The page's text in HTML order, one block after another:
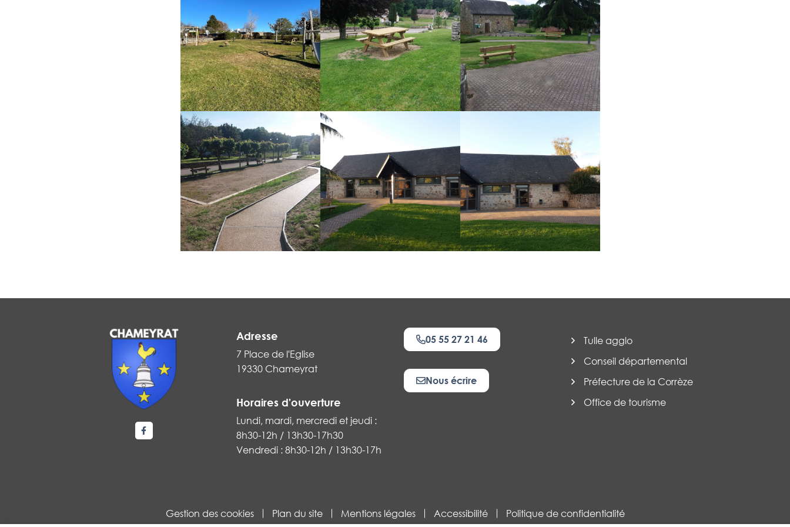
Lien vers le compte Facebook
Adresse
7 Place de l'Eglise
19330 Chameyrat
Horaires d'ouverture
Lundi, mardi, mercredi et jeudi :
8h30-12h / 13h30-17h30
Vendredi : 8h30-12h / 13h30-17h
05 55 27 21 46
Nous écrire
Tulle agglo
Conseil départemental
Préfecture de la Corrèze
Office de tourisme
Gestion des cookies Plan du site Mentions légales Accessibilité Politique de confidentialité